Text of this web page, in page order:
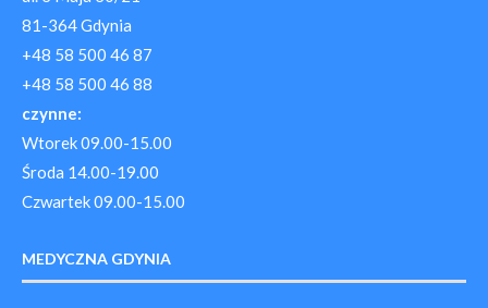
81-364 Gdynia
+48 58 500 46 87
+48 58 500 46 88
czynne:
Wtorek 09.00-15.00
Środa 14.00-19.00
Czwartek 09.00-15.00
MEDYCZNA GDYNIA